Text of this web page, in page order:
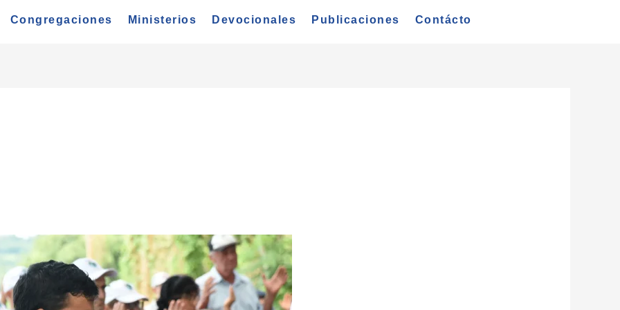
Congregaciones Ministerios Devocionales Publicaciones Contácto